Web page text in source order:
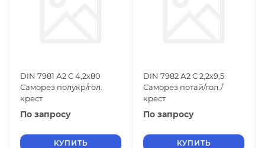
DIN 7981 А2 C 4,2х80
Саморез полукр/гол.
крест
По запросу
КУПИТЬ
DIN 7982 А2 С 2,2х9,5
Саморез потай/гол./
крест
По запросу
КУПИТЬ